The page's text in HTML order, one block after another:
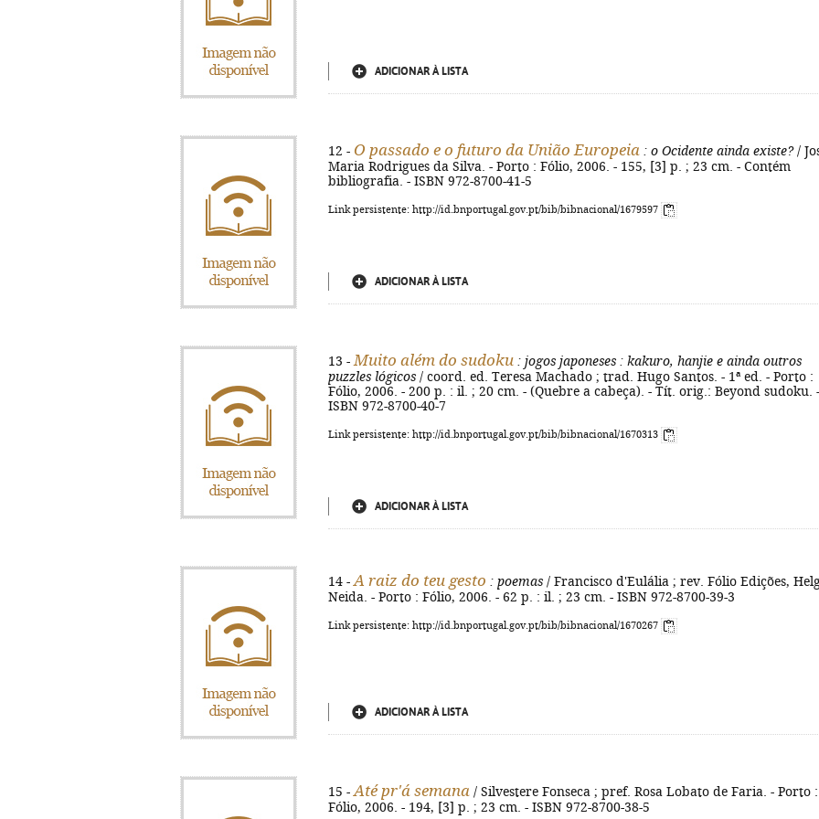
ADICIONAR À LISTA
12 - O passado e o futuro da União Europeia : o Ocidente ainda existe?/
Maria Rodrigues da Silva. - Porto : Fólio, 2006. - 155, [3] p. ; 23 cm. - Contém
bibliografia. - ISBN 972-8700-41-5
Link persistente: http://id.bnportugal.gov.pt/bib/bibnacional/1679597
ADICIONAR À LISTA
13 - Muito além do sudoku : jogos japoneses : kakuro, hanjie e ainda outros
puzzles lógicos / coord. ed. Teresa Machado ; trad. Hugo Santos. - 1ª ed. - Porto :
Fólio, 2006. - 200 p. : il. ; 20 cm. - (Quebre a cabeça). - Tít. orig.: Beyond sudoku. -
ISBN 972-8700-40-7
Link persistente: http://id.bnportugal.gov.pt/bib/bibnacional/1670313
ADICIONAR À LISTA
14 - A raiz do teu gesto : poemas / Francisco d'Eulália ; rev. Fólio Edições,
Neida. - Porto : Fólio, 2006. - 62 p. : il. ; 23 cm. - ISBN 972-8700-39-3
Link persistente: http://id.bnportugal.gov.pt/bib/bibnacional/1670267
ADICIONAR À LISTA
15 - Até pr'á semana / Silvestere Fonseca ; pref. Rosa Lobato de Faria. - Porto :
Fólio, 2006. - 194, [3] p. ; 23 cm. - ISBN 972-8700-38-5